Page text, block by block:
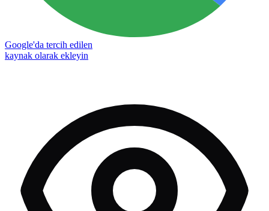
Google'da tercih edilen
kaynak olarak ekleyin